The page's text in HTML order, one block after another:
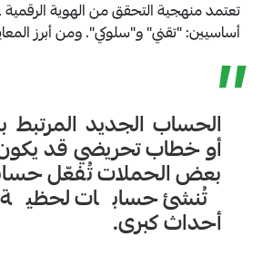
تعتمد منهجية التحقق من الهوية
أساسيين: "تقني" و"سلوكي". ومن أبرز
”الحساب الجديد
أو خطاب تحريضي قد يكون
بعض الحملات تُفعّل
تُنشئ حسابات لحظية
أحداث كبرى.